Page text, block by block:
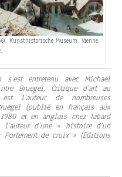
Kunsthistorische Museum, Vienne,
s’est entretenu avec Michael
Bruegel. Critique d’art au
l’auteur de nombreuses
(publié en français aux
et en anglais chez Tabard
d’une « histoire d’un
Portement de croix » (Editions